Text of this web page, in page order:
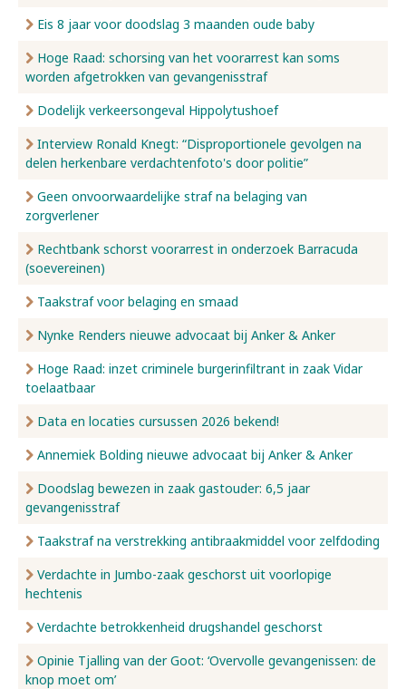
Eis 8 jaar voor doodslag 3 maanden oude baby
Hoge Raad: schorsing van het voorarrest kan soms
worden afgetrokken van gevangenisstraf
Dodelijk verkeersongeval Hippolytushoef
Interview Ronald Knegt: “Disproportionele gevolgen na
delen herkenbare verdachtenfoto's door politie”
Geen onvoorwaardelijke straf na belaging van
zorgverlener
Rechtbank schorst voorarrest in onderzoek Barracuda
(soevereinen)
Taakstraf voor belaging en smaad
Nynke Renders nieuwe advocaat bij Anker & Anker
Hoge Raad: inzet criminele burgerinfiltrant in zaak Vidar
toelaatbaar
Data en locaties cursussen 2026 bekend!
Annemiek Bolding nieuwe advocaat bij Anker & Anker
Doodslag bewezen in zaak gastouder: 6,5 jaar
gevangenisstraf
Taakstraf na verstrekking antibraakmiddel voor zelfdoding
Verdachte in Jumbo-zaak geschorst uit voorlopige
hechtenis
Verdachte betrokkenheid drugshandel geschorst
Opinie Tjalling van der Goot: ‘Overvolle gevangenissen: de
knop moet om’